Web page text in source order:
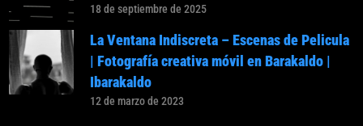
18 de septiembre de 2025
La Ventana Indiscreta – Escenas de Pelicula
| Fotografía creativa móvil en Barakaldo |
Ibarakaldo
12 de marzo de 2023